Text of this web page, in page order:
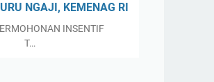
NGAJI, KEMENAG RI
INSENTIF
T…